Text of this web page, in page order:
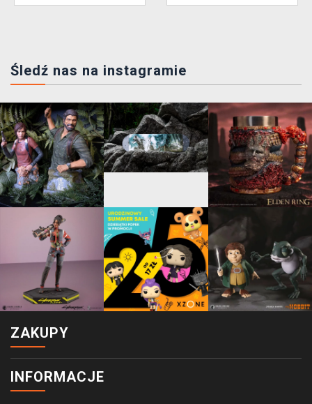
Śledź nas na instagramie
ZAKUPY
INFORMACJE